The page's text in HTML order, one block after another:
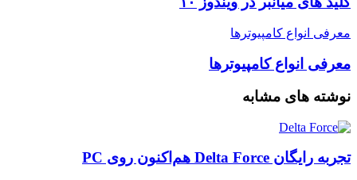
معرفی انواع کامپیوترها
معرفی انواع کامپیوترها
نوشته های مشابه
تجربه رایگان Delta Force هم‌اکنون روی PC